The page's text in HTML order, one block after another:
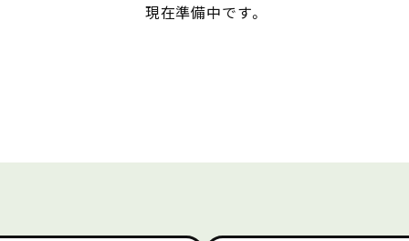
現在準備中です。